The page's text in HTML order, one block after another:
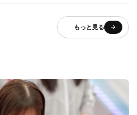
もっと見る